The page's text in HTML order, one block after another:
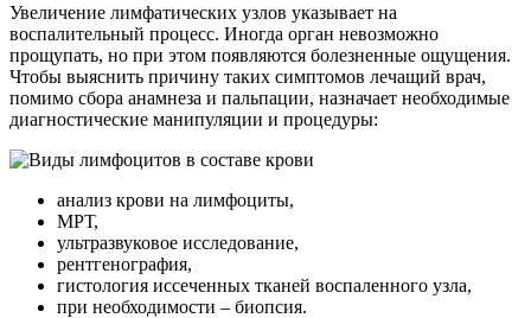
Увеличение лимфатических узлов указывает на
воспалительный процесс. Иногда орган невозможно
прощупать, но при этом появляются болезненные ощущения.
Чтобы выяснить причину таких симптомов лечащий врач,
помимо сбора анамнеза и пальпации, назначает необходимые
диагностические манипуляции и процедуры:
анализ крови на лимфоциты,
МРТ,
ультразвуковое исследование,
рентгенография,
гистология иссеченных тканей воспаленного узла,
при необходимости – биопсия.